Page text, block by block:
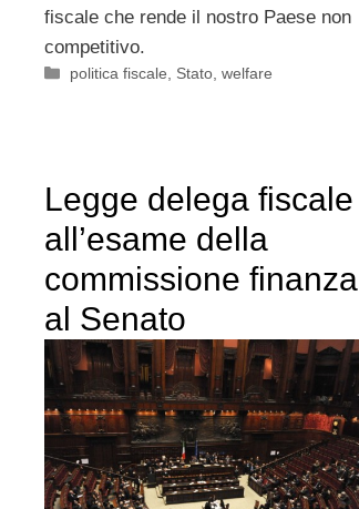
fiscale che rende il nostro Paese non
competitivo.
Categorie
politica fiscale Stato ,welfare
Legge delega fiscale
all’esame della
commissione finanza
al Senato